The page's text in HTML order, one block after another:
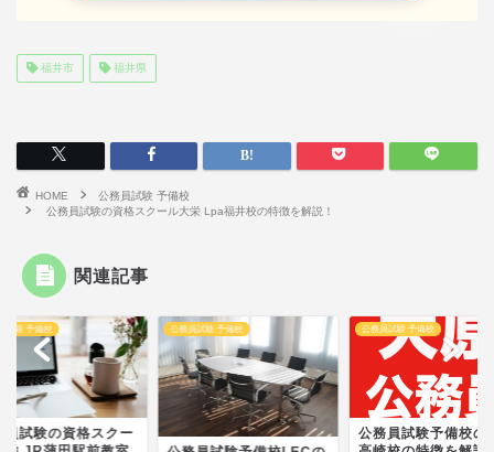
福井市 福井県
HOME
公務員試験 予備校
公務員試験の資格スクール大栄 Lpa福井校の特徴を解説！
関連記事
試験 予備校
員試験の資格スクー
公務員試験 予備校 公務員試験 予備校
公務員試験予備校の